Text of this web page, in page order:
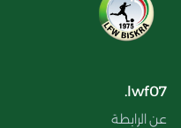
lwf07.
عن الرابطة